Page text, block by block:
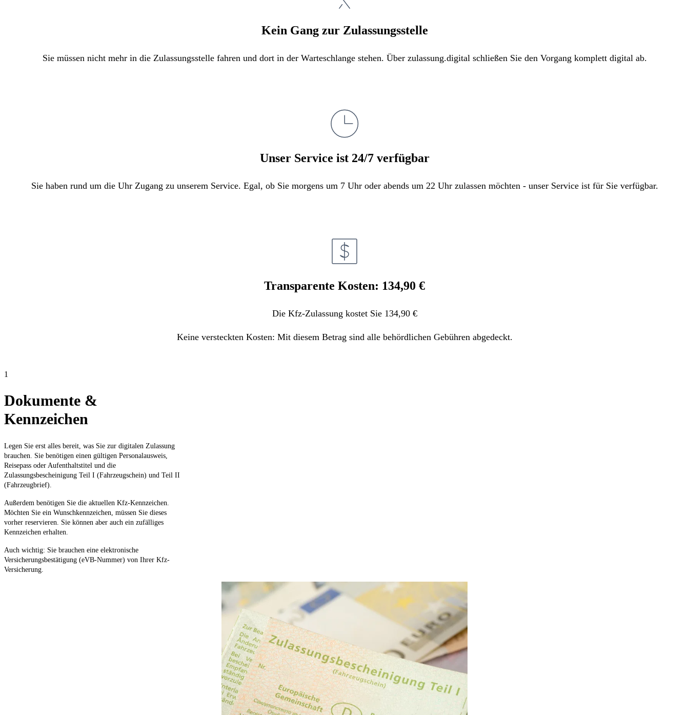
Kein Gang zur Zulassungsstelle
Sie müssen nicht mehr in die Zulassungsstelle fahren und dort in der Warteschlange stehen. Über zulassung.digital schließen Sie den Vorgang komplett digital ab.
Unser Service ist 24/7 verfügbar
Sie haben rund um die Uhr Zugang zu unserem Service. Egal, ob Sie morgens um 7 Uhr oder abends um 22 Uhr zulassen möchten - unser Service ist für Sie verfügbar.
Transparente Kosten: 134,90 €
Die Kfz-Zulassung kostet Sie 134,90 €
Keine versteckten Kosten: Mit diesem Betrag sind alle behördlichen Gebühren abgedeckt.
1
Dokumente &
Kennzeichen
Legen Sie erst alles bereit, was Sie zur digitalen Zulassung
brauchen. Sie benötigen einen gültigen Personalausweis,
Reisepass oder Aufenthaltstitel und die
Zulassungsbescheinigung Teil I (Fahrzeugschein) und Teil II
(Fahrzeugbrief).
Außerdem benötigen Sie die aktuellen Kfz-Kennzeichen.
Möchten Sie ein Wunschkennzeichen, müssen Sie dieses
vorher reservieren. Sie können aber auch ein zufälliges
Kennzeichen erhalten.
Auch wichtig: Sie brauchen eine elektronische
Versicherungsbestätigung (eVB-Nummer) von Ihrer Kfz-
Versicherung.